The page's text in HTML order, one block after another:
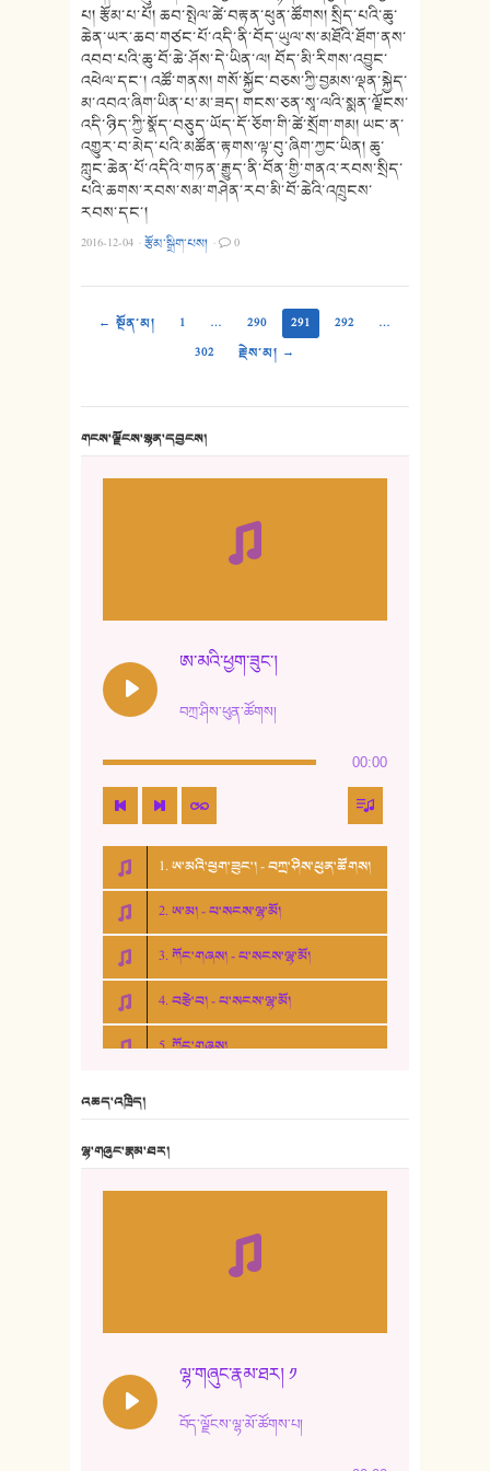
པ། རྩོམ་པ་པོ། ཆབ་སྤེལ་ཚེ་བརྟན་ཕུན་ཚོགས། སྲིད་པའི་ཆུ་
ཆེན་ཡར་ཆབ་གཙང་པོ་འདི་ནི་བོད་ཡུལ་ས་མཐོའི་ཐོག་ནས་
འབབ་པའི་ཆུ་བོ་ཆེ་ཤོས་དེ་ཡིན་ལ། བོད་མི་རིགས་འབྱུང་
འཕེལ་དང་། འཚོ་གནས། གསོ་སྐྱོང་བཅས་ཀྱི་བྱམས་ལྡན་སྐྱེད་
མ་འབའ་ཞིག་ཡིན་པ་མ་ཟད། གངས་ཅན་སཱ་ལའི་སྨན་ལྗོངས་
འདི་ཉིད་ཀྱི་སྣོད་བཅུད་ཡོད་དོ་ཅོག་གི་ཚེ་སྲོག་གམ། ཡང་ན་
འགྱུར་བ་མེད་པའི་མཚོན་རྟགས་ལྟ་བུ་ཞིག་ཀྱང་ཡིན། ཆུ་
ཀླུང་ཆེན་པོ་འདིའི་གཏན་རྒྱུད་ནི་བོན་གྱི་གནའ་རབས་སྲིད་
པའི་ཆགས་རབས་སམ་གཤེན་རབ་མི་བོ་ཆེའི་འཁྲུངས་
རབས་དང་།
2016-12-04 ·རྩོམ་སྒྲིག་པས། · 0
← སྔོན་མ། 1 … 290 291 292
…
302
རྗེས་མ། →
གངས་ལྗོངས་སྙན་དབྱངས།
ཨ་མའི་ཕྱག་ཟུང་།
བཀྲ་ཤིས་ཕུན་ཚོགས།
00:00
1. ཨ་མའི་ཕྱག་ཟུང་། - བཀྲ་ཤིས་ཕུན་ཚོགས།
2. ཨ་མ། - པ་སངས་ལྷ་མོ།
3. ཀོང་གཞས། - པ་སངས་ལྷ་མོ།
4. བརྩེ་བ། - པ་སངས་ལྷ་མོ།
5. ཀོང་གཞས།
10. ཆང་གཞས། ༣
འཆད་འཁྲིད།
ལྷ་གཞུང་རྣམ་ཐར།
ལྷ་གཞུང་རྣམ་ཐར། ༡
བོད་ལྗོངས་ལྷ་མོ་ཚོགས་པ།